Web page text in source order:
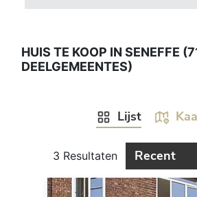
HUIS TE KOOP IN SENEFFE
DEELGEMEENTES)
Lijst
3 Resultaten Recent